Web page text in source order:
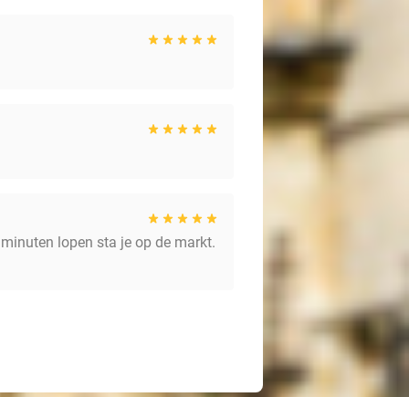
lopen sta je op de markt.